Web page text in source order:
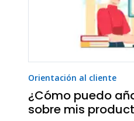
Orientación al cliente
¿Cómo puedo
sobre mis